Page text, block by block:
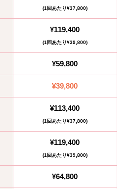
(1回あたり¥37,800)
¥119,400
(1回あたり¥39,800)
¥59,800
¥39,800
¥113,400
(1回あたり¥37,800)
¥119,400
(1回あたり¥39,800)
¥64,800